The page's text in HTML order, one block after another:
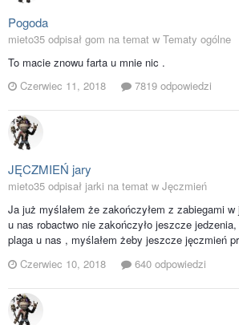
Pogoda
mieto35 odpisał gom na temat w Tematy ogólne
To macie znowu farta u mnie nic .
Czerwiec 11, 2018
7819 odpowiedzi
JĘCZMIEŃ jary
mieto35 odpisał jarki na temat w Jęczmień
Ja już myślałem że zakończyłem z zabiegami
u nas robactwo nie zakończyło jeszcze
plaga u nas , myślałem żeby jeszcze jęczmień
Czerwiec 10, 2018
640 odpowiedzi